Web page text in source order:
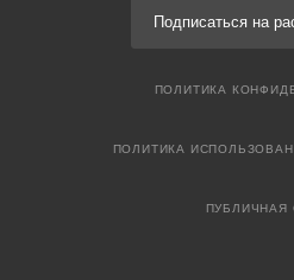
Подписаться на
ПОЛИТИКА
ПОЛИТИКА
ПУБЛИЧНАЯ